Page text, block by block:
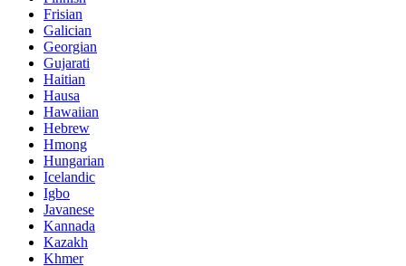
Frisian
Galician
Georgian
Gujarati
Haitian
Hausa
Hawaiian
Hebrew
Hmong
Hungarian
Icelandic
Igbo
Javanese
Kannada
Kazakh
Khmer